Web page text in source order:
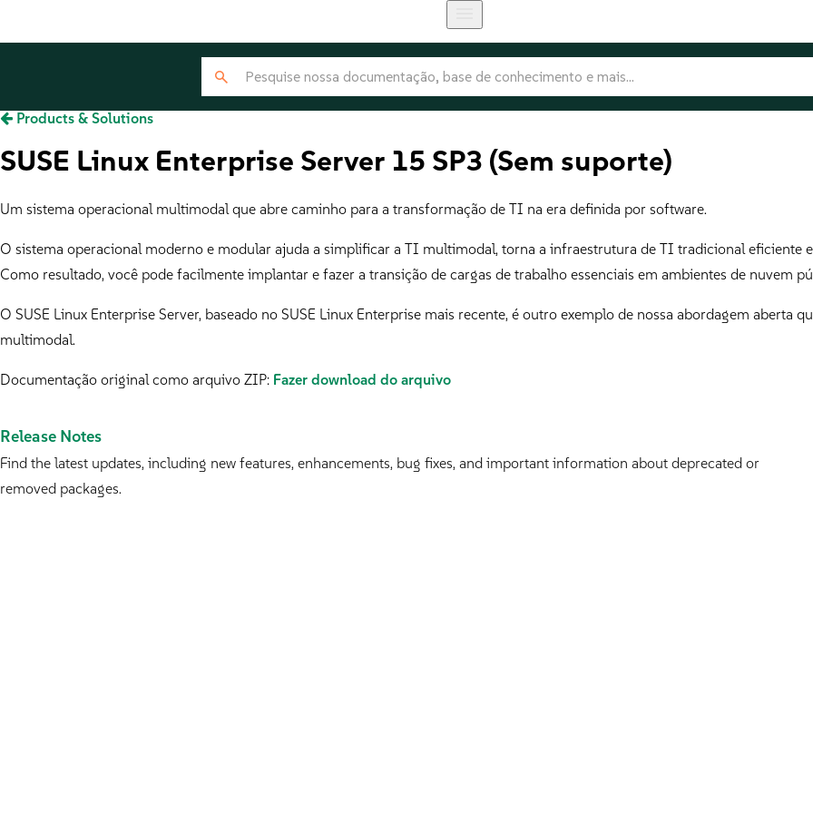
Products & Solutions
SUSE Linux Enterprise Server 15 SP3 (Sem suporte)
Um sistema operacional multimodal que abre caminho para a transformação de TI na era definida por software.
O sistema operacional moderno e modular ajuda a simplificar a TI multimodal, torna a infraestrutura de TI tradicional eficiente
Como resultado, você pode facilmente implantar e fazer a transição de cargas de trabalho essenciais em ambientes de nuvem
O SUSE Linux Enterprise Server, baseado no SUSE Linux Enterprise mais recente, é outro exemplo de nossa abordagem
multimodal.
Documentação original como arquivo ZIP: Fazer download do arquivo
Release Notes
Find the latest updates, including new features, enhancements, bug fixes, and important information about deprecated or
removed packages.